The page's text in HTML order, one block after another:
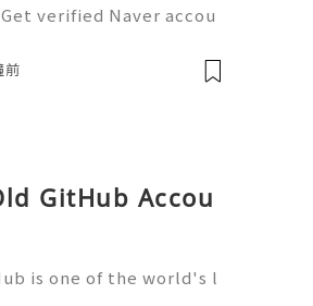
verified Naver accou
blogging with a single
前
GitHub Accou
is one of the world's l